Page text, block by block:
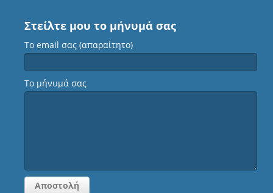
Στείλτε μου το μήνυμά σας
Το email σας (απαραίτητο)
Το μήνυμά σας